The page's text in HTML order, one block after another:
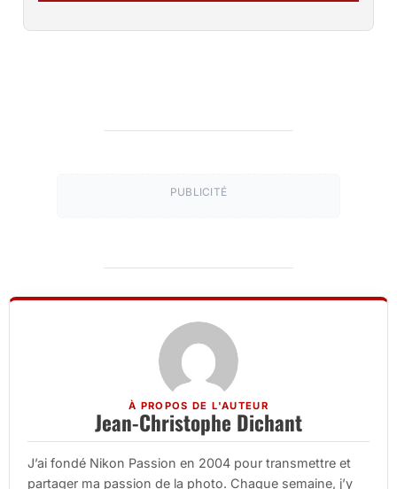
PUBLICITÉ
À PROPOS DE L'AUTEUR
Jean-Christophe Dichant
J’ai fondé Nikon Passion en 2004 pour transmettre et
partager ma passion de la photo. Chaque semaine, j’y